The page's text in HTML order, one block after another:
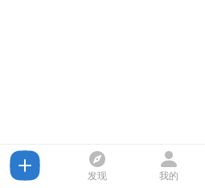
发现 我的